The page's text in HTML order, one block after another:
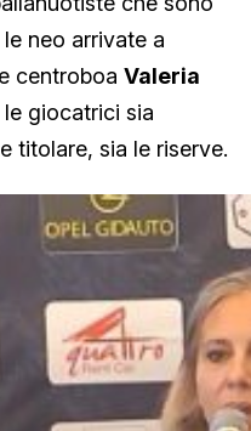
neo arrivate a
centroboa Valeria
giocatrici sia
titolare, sia le riserve.